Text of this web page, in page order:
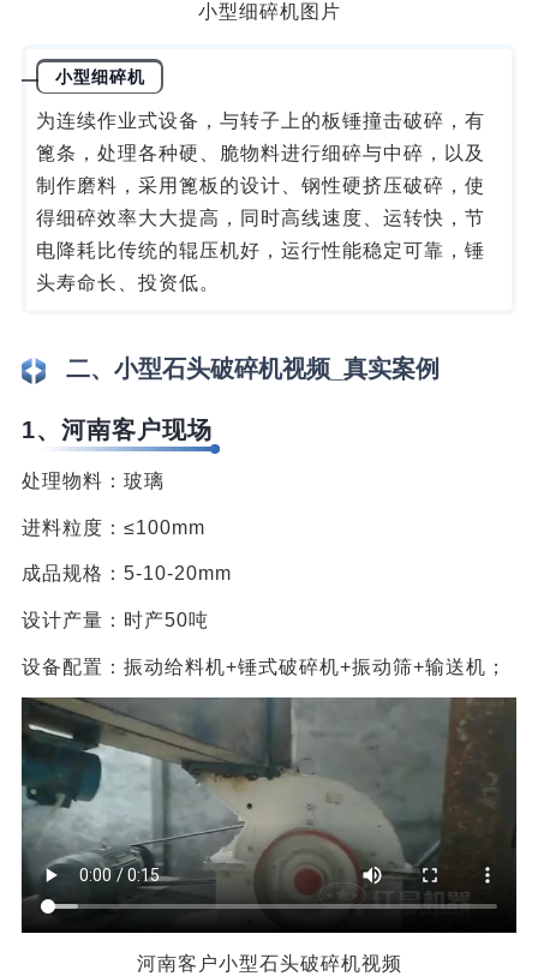
小型细碎机图片
小型细碎机
为连续作业式设备，与转子上的板锤撞击破碎，有
篦条，处理各种硬、脆物料进行细碎与中碎，以及
制作磨料，采用篦板的设计、钢性硬挤压破碎，使
得细碎效率大大提高，同时高线速度、运转快，节
电降耗比传统的辊压机好，运行性能稳定可靠，锤
头寿命长、投资低。
二、小型石头破碎机视频_真实案例
1、河南客户现场
处理物料：玻璃
进料粒度：≤100mm
成品规格：5-10-20mm
设计产量：时产50吨
设备配置：振动给料机+锤式破碎机+振动筛+输送机；
河南客户小型石头破碎机视频